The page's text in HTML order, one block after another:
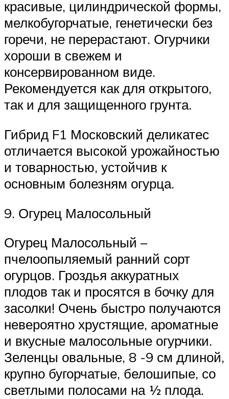
красивые, цилиндрической формы,
мелкобугорчатые, генетически без
горечи, не перерастают. Огурчики
хороши в свежем и
консервированном виде.
Рекомендуется как для открытого,
так и для защищенного грунта.
Гибрид F1 Московский деликатес
отличается высокой урожайностью
и товарностью, устойчив к
основным болезням огурца.
9. Огурец Малосольный
Огурец Малосольный –
пчелоопыляемый ранний сорт
огурцов. Гроздья аккуратных
плодов так и просятся в бочку для
засолки! Очень быстро получаются
невероятно хрустящие, ароматные
и вкусные малосольные огурчики.
Зеленцы овальные, 8 -9 см длиной,
крупно бугорчатые, белошипые, со
светлыми полосами на ½ плода.